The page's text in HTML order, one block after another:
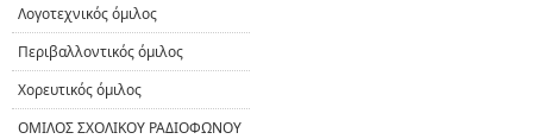
Λογοτεχνικός όμιλος
Περιβαλλοντικός όμιλος
Χορευτικός όμιλος
ΟΜΙΛΟΣ ΣΧΟΛΙΚΟΥ ΡΑΔΙΟΦΩΝΟΥ